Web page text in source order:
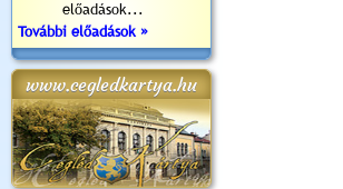
előadások...
További előadások »
www.cegledkartya.hu